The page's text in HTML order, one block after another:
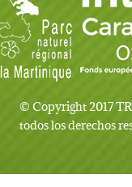
© Copyright 2017
todos los derechos